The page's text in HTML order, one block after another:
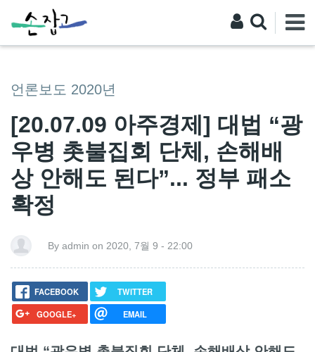
언론보도 2020년
[20.07.09 아주경제] 대법 “광
우병 촛불집회 단체, 손해배
상 안해도 된다”... 정부 패소
확정
By admin on 2020, 7월 9 - 22:00
FACEBOOK
TWITTER
GOOGLE+
EMAIL